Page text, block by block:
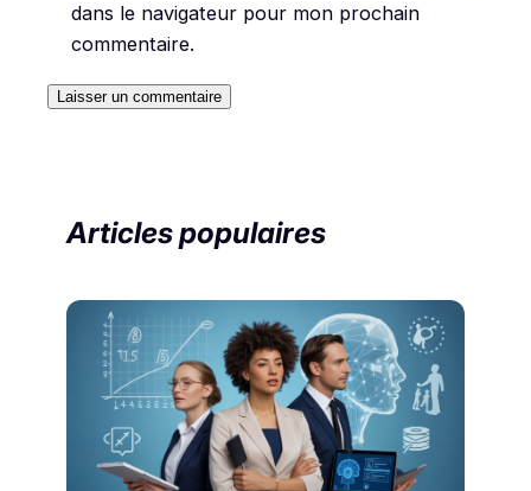
dans le navigateur pour mon prochain
commentaire.
Articles populaires